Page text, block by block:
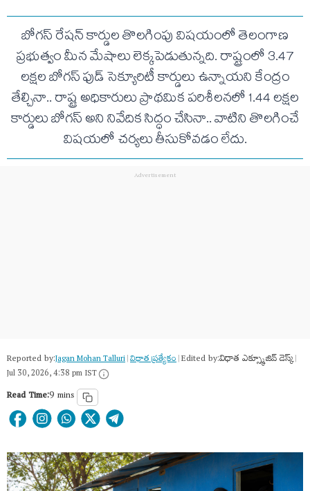
బోగస్‌ రేషన్‌ కార్డుల తొలగింపు విషయంలో తెలంగాణ
ప్రభుత్వం మీన మేషాలు లెక్కపెడుతున్నది. రాష్ట్రంలో 3.47
లక్షల బోగస్‌ ఫుడ్‌ సెక్యూరిటీ కార్డులు ఉన్నాయని కేంద్రం
తేల్చినా.. రాష్ట్ర అధికారులు ప్రాథమిక పరిశీలనలో 1.44 లక్షల
కార్డులు బోగస్‌ అని నివేదిక సిద్ధం చేసినా.. వాటిని తొలగించే
విషయలో చర్యలు తీసుకోవడం లేదు.
Reported by:Jagan Mohan Talluri|విధాత ప్రత్యేకం|Edited by:విధాత ఎక్స్క్లూజివ్ డెస్క్|
Jul 30, 2026, 4:38 pm IST
Read Time:9 mins